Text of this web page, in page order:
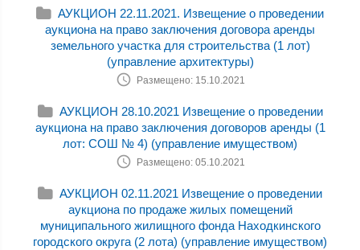
АУКЦИОН 22.11.2021. Извещение о проведении
аукциона на право заключения договора аренды
земельного участка для строительства (1 лот)
(управление архитектуры)
Размещено: 15.10.2021
АУКЦИОН 28.10.2021 Извещение о проведении
аукциона на право заключения договоров аренды (1
лот: СОШ № 4) (управление имуществом)
Размещено: 05.10.2021
АУКЦИОН 02.11.2021 Извещение о проведении
аукциона по продаже жилых помещений
муниципального жилищного фонда Находкинского
городского округа (2 лота) (управление имуществом)